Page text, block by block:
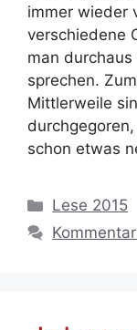
immer wieder
verschiedene
man
sprechen.
Mittlerweile
schon etwas
Kategorien
Lese 2015